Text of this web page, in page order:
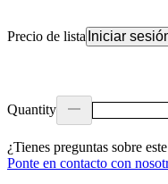
Precio de lista Iniciar
Quantity
¿Tienes preguntas sobre
Ponte en contacto con